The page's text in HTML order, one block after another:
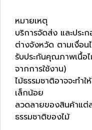
หมายเหตุ
บริการจัดส่ง และประ
ต่างจังหวัด ตามเงื่อน
รับประกันคุณภาพเนื้อ
จากการใช้งาน)
ไม้ธรรมชาติอาจจะทำ
เล็กน้อย
ลวดลายของสินค้าแต่
ธรรมชาติของไม้